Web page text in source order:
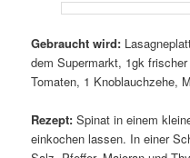
Gebraucht wird:
dem Supermarkt, 1gk
Tomaten, 1 Knoblauchzehe,
Rezept: Spinat in einem
einkochen lassen. In einer